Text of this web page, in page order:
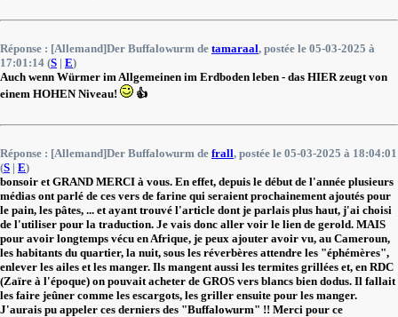
Réponse : [Allemand]Der Buffalowurm de tamaraal, postée le 05-03-2025 à
17:01:14 (S | E)
Auch wenn Würmer im Allgemeinen im Erdboden leben - das HIER zeugt von
einem HOHEN Niveau!
👍
Réponse : [Allemand]Der Buffalowurm de frall, postée le 05-03-2025 à 18:04:01
(S | E)
bonsoir et GRAND MERCI à vous. En effet, depuis le début de l'année plusieurs
médias ont parlé de ces vers de farine qui seraient prochainement ajoutés pour
le pain, les pâtes, ... et ayant trouvé l'article dont je parlais plus haut, j'ai choisi
de l'utiliser pour la traduction. Je vais donc aller voir le lien de gerold. MAIS
pour avoir longtemps vécu en Afrique, je peux ajouter avoir vu, au Cameroun,
les habitants du quartier, la nuit, sous les réverbères attendre les "éphémères",
enlever les ailes et les manger. Ils mangent aussi les termites grillées et, en RDC
(Zaïre à l'époque) on pouvait acheter de GROS vers blancs bien dodus. Il fallait
les faire jeûner comme les escargots, les griller ensuite pour les manger.
J'aurais pu appeler ces derniers des "Buffalowurm" !! Merci pour ce